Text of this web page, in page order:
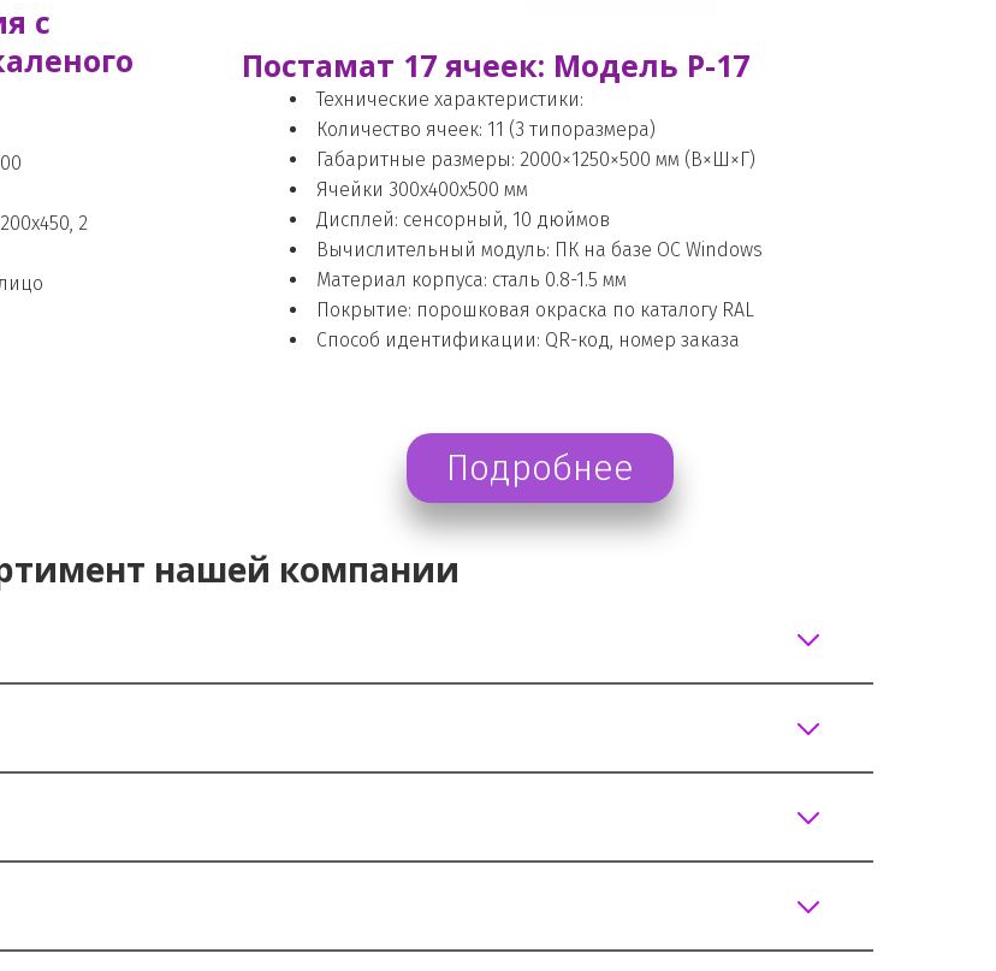
с
2
Постамат 17 ячеек: Модель P-17
Технические характеристики:
Количество ячеек: 11 (3 типоразмера)
Габаритные размеры: 2000×1250×500 мм (В×Ш×Г)
Ячейки 300х400х500 мм
Дисплей: сенсорный, 10 дюймов
Вычислительный модуль: ПК на базе ОС Windows
Материал корпуса: сталь 0.8-1.5 мм
Покрытие: порошковая окраска по каталогу RAL
Способ идентификации: QR-код, номер заказа
Подробнее
нашей компании